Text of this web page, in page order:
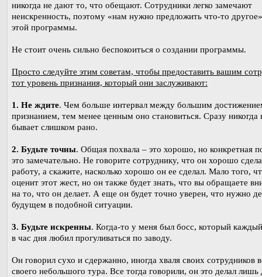
никогда не дают то, что обещают. Сотрудники легко замечают
неискренность, поэтому «нам нужно предложить что-то
этой программы.
Не стоит очень сильно беспокоиться о создании программы.
Просто следуйте этим советам, чтобы предоставить вашим
тот уровень признания, который они заслуживают:
1. Не ждите. Чем больше интервал между большим
признанием, тем менее ценным оно становиться. Сразу никогда
бывает слишком рано.
2. Будьте точны. Общая похвала – это хорошо, но конкретная
это замечательно. Не говорите сотруднику, что он хорошо
работу, а скажите, насколько хорошо он ее сделал. Мало того,
оценит этот жест, но он также будет знать, что вы обращаете
на то, что он делает. А еще он будет точно уверен, что нужно
будущем в подобной ситуации.
3. Будьте искренны. Когда-то у меня был босс, который
в час дня любил прогуливаться по заводу.
Он говорил сухо и сдержанно, иногда хваля своих сотрудников
своего небольшого тура. Все тогда говорили, он это делал лишь